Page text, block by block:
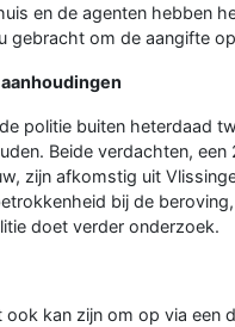
en de agenten hebben
gebracht om de aangifte
politie buiten heterdaad
Beide verdachten, een
zijn afkomstig uit
bij de
doet verder onderzoek.
ook kan zijn om op via een